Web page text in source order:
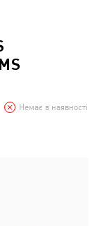
Немає в наявності